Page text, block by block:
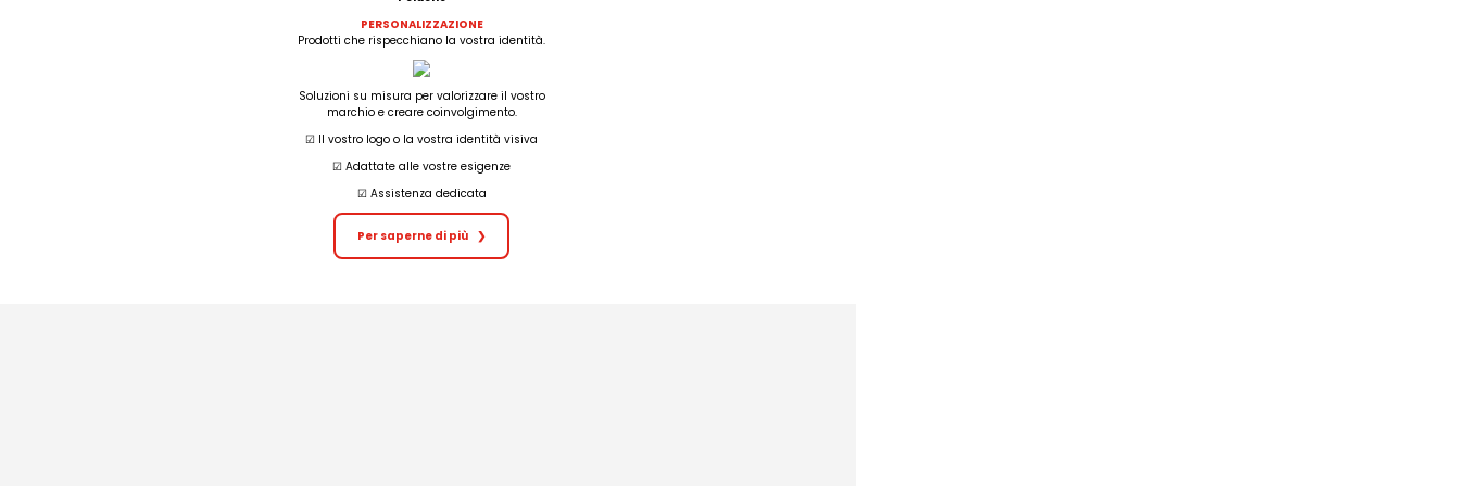
PERSONALIZZAZIONE
Prodotti che rispecchiano la vostra identità.
Soluzioni su misura per valorizzare il vostro
marchio e creare coinvolgimento.
☑︎ Il vostro logo o la vostra identità visiva
☑︎ Adattate alle vostre esigenze
☑︎ Assistenza dedicata
Per saperne di più ❯